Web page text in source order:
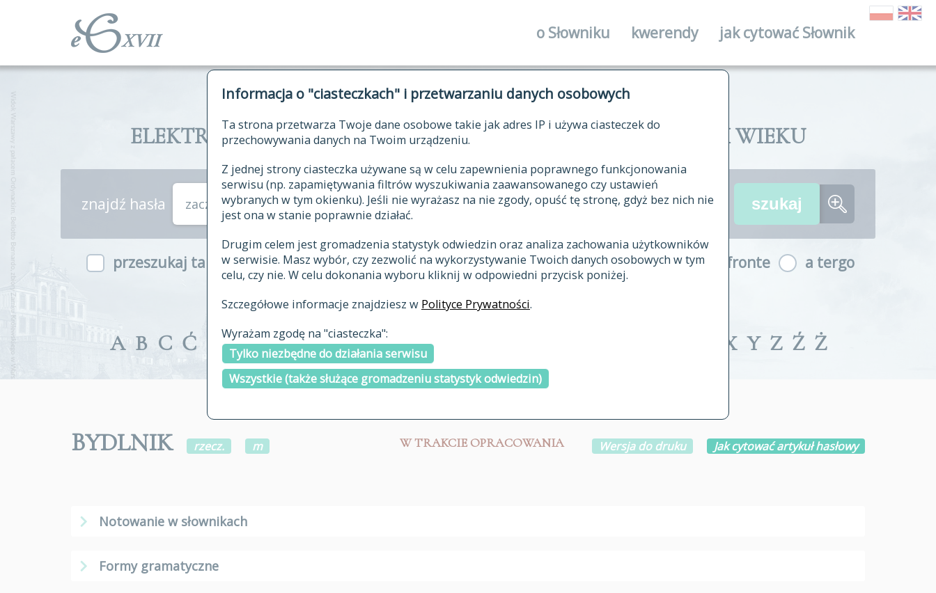
Informacja o "ciasteczkach" i przetwarzaniu danych osobowych
Ta strona przetwarza Twoje dane osobowe takie jak adres IP i używa ciasteczek do
przechowywania danych na Twoim urządzeniu.
Z jednej strony ciasteczka używane są w celu zapewnienia poprawnego funkcjonowania
serwisu (np. zapamiętywania filtrów wyszukiwania zaawansowanego czy ustawień
wybranych w tym okienku). Jeśli nie wyrażasz na nie zgody, opuść tę stronę, gdyż bez nich nie
jest ona w stanie poprawnie działać.
Drugim celem jest gromadzenia statystyk odwiedzin oraz analiza zachowania użytkowników
w serwisie. Masz wybór, czy zezwolić na wykorzystywanie Twoich danych osobowych w tym
celu, czy nie. W celu dokonania wyboru kliknij w odpowiedni przycisk poniżej.
Szczegółowe informacje znajdziesz w Polityce Prywatności.
Wyrażam zgodę na "ciasteczka":
Tylko niezbędne do działania serwisu
Wszystkie (także służące gromadzeniu statystyk odwiedzin)
o Słowniku
historia
publikacje
autorzy tekstów źródłowych
zasady opracowania
najnowsze hasła
ostatnio zmodyfikowane
kwerendy jak cytować Słownik
ELEKTRONICZNY SŁOWNIK JĘZYKA POLSKIEGO XVII I XVIII WIEKU
znajdź hasła zaczynające się od
przeszukaj także hasła w indeksie a fronte a tergo
A B C Ć E F G H I J K L Ł M X Y Z Ź Ż
BYDLNIK rzecz. m W TRAKCIE OPRACOWANIA Wersja do druku Jak cytować artykuł hasłowy
Notowanie w słownikach
Formy gramatyczne